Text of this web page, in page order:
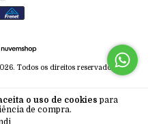
o uso de cookies para
de compra.
Todos os direitos reservados.